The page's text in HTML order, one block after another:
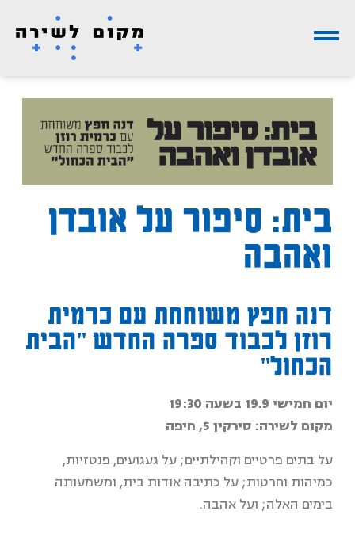
בית: סיפור על אובדן
ואהבה
דנה חפץ משוחחת עם כרמית
רוזן לכבוד ספרה החדש "הבית
הכחול"
יום חמישי 19.9 בשעה 19:30
מקום לשירה: סירקין 5, חיפה
על בתים פרטיים וקהילתיים; על געגועים, פנטזיות,
כמיהות וחרטות; על כתיבה אודות בית, ומשמעותה
בימים האלה; ועל אהבה.